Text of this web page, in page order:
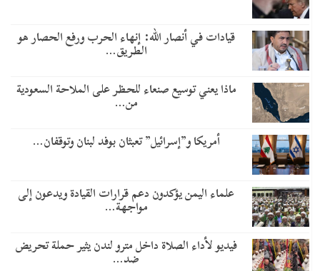
قيادات في أنصار الله: إنهاء الحرب ورفع الحصار هو
الطريق…
ماذا يعني توسيع صنعاء للحظر على الملاحة السعودية
من…
أمريكا و”إسرائيل” تعبثان بوفد لبنان وتوقفان…
علماء اليمن يؤكدون دعم قرارات القيادة ويدعون إلى
مواجهة…
فيديو لأداء الصلاة داخل مترو لندن يثير حملة تحريض
ضد…